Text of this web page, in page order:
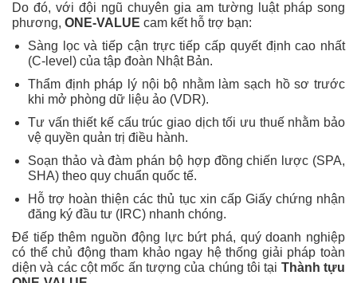
Do đó, với đội ngũ chuyên gia am tường luật pháp song
phương, ONE-VALUE cam kết hỗ trợ bạn:
Sàng lọc và tiếp cận trực tiếp cấp quyết định cao nhất
(C-level) của tập đoàn Nhật Bản.
Thẩm định pháp lý nội bộ nhằm làm sạch hồ sơ trước
khi mở phòng dữ liệu ảo (VDR).
Tư vấn thiết kế cấu trúc giao dịch tối ưu thuế nhằm bảo
vệ quyền quản trị điều hành.
Soạn thảo và đàm phán bộ hợp đồng chiến lược (SPA,
SHA) theo quy chuẩn quốc tế.
Hỗ trợ hoàn thiện các thủ tục xin cấp Giấy chứng nhận
đăng ký đầu tư (IRC) nhanh chóng.
Để tiếp thêm nguồn động lực bứt phá, quý doanh nghiệp
có thể chủ động tham khảo ngay hệ thống giải pháp toàn
diện và các cột mốc ấn tượng của chúng tôi tại Thành tựu